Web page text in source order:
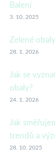
Balení
3. 10. 2025
Zelené
28. 1. 2026
Jak se
obaly?
24. 1. 2026
Jak
trendů a
28. 10. 2025